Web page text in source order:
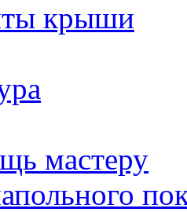
крыши
мастеру